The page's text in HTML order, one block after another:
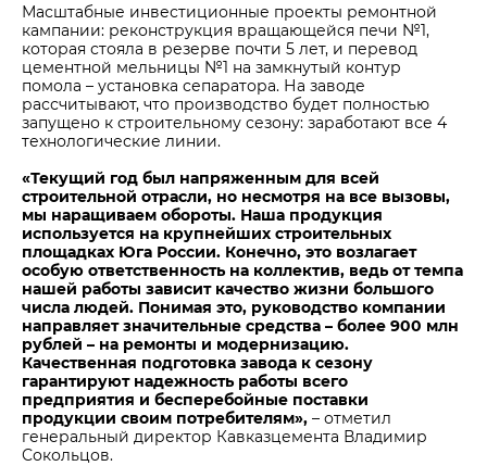
Масштабные инвестиционные проекты ремонтной
кампании: реконструкция вращающейся печи №1,
которая стояла в резерве почти 5 лет, и перевод
цементной мельницы №1 на замкнутый контур
помола – установка сепаратора. На заводе
рассчитывают, что производство будет полностью
запущено к строительному сезону: заработают все 4
технологические линии.
«Текущий год был напряженным для всей
строительной отрасли, но несмотря на все вызовы,
мы наращиваем обороты. Наша продукция
используется на крупнейших строительных
площадках Юга России. Конечно, это возлагает
особую ответственность на коллектив, ведь от темпа
нашей работы зависит качество жизни большого
числа людей. Понимая это, руководство компании
направляет значительные средства – более 900 млн
рублей – на ремонты и модернизацию.
Качественная подготовка завода к сезону
гарантируют надежность работы всего
предприятия и бесперебойные поставки
продукции своим потребителям», – отметил
генеральный директор Кавказцемента Владимир
Сокольцов.